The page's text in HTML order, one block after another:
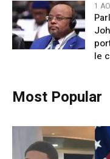
1
le
Most Popular